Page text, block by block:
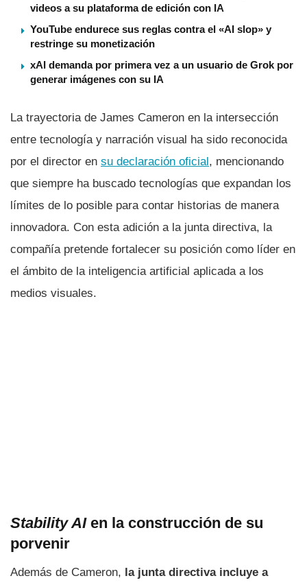
videos a su plataforma de edición con IA
YouTube endurece sus reglas contra el «AI slop» y
restringe su monetización
xAI demanda por primera vez a un usuario de Grok por
generar imágenes con su IA
La trayectoria de James Cameron en la intersección
entre tecnología y narración visual ha sido reconocida
por el director en su declaración oficial, mencionando
que siempre ha buscado tecnologías que expandan los
límites de lo posible para contar historias de manera
innovadora. Con esta adición a la junta directiva, la
compañía pretende fortalecer su posición como líder en
el ámbito de la inteligencia artificial aplicada a los
medios visuales.
Stability AIen la construcción de su
porvenir
Además de Cameron, la junta directiva incluye a